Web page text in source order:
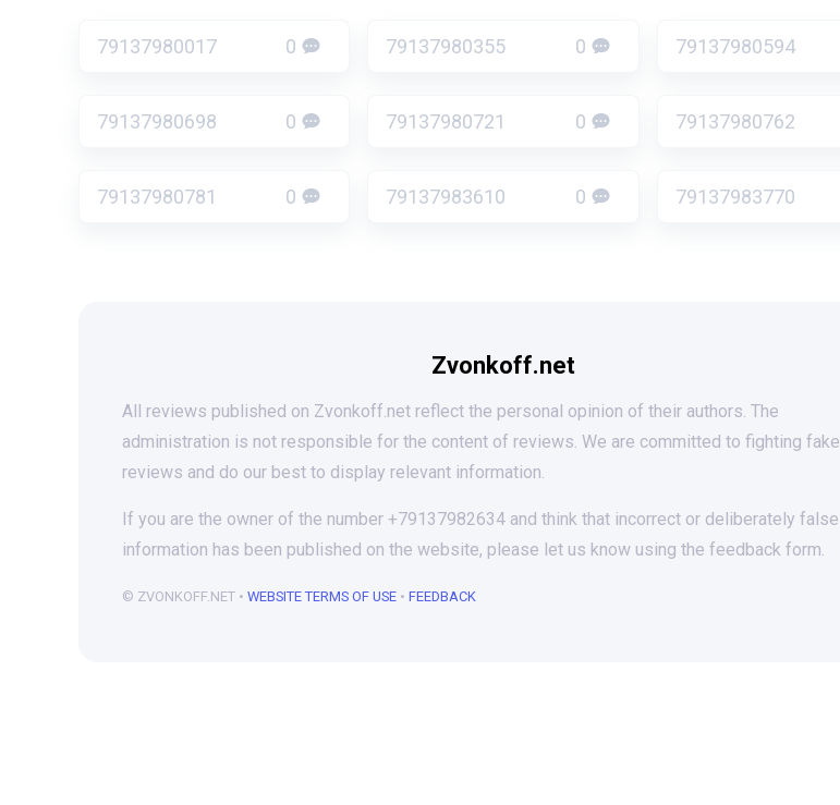
79137980017 0 79137980355 0 79137980594
79137980698 0 79137980721 0 79137980762
79137980781 0 79137983610 0 79137983770
Zvonkoff.net
All reviews published on Zvonkoff.net reflect the personal opinion of their authors. The
administration is not responsible for the content of reviews. We are committed to fighting fake
reviews and do our best to display relevant information.
If you are the owner of the number +79137982634 and think that incorrect or deliberately false
information has been published on the website, please let us know using the feedback form.
© ZVONKOFF.NET • WEBSITE TERMS OF USE • FEEDBACK